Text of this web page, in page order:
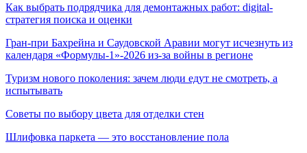
Как выбрать подрядчика для демонтажных работ: digital-
стратегия поиска и оценки
Гран-при Бахрейна и Саудовской Аравии могут исчезнуть из
календаря «Формулы-1»-2026 из-за войны в регионе
Туризм нового поколения: зачем люди едут не смотреть, а
испытывать
Советы по выбору цвета для отделки стен
Шлифовка паркета — это восстановление пола